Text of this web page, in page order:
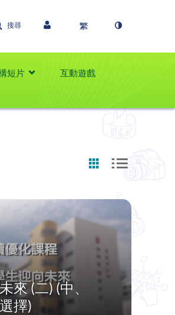
搜尋
短片
互動遊戲
來 (二) (中、
擇)